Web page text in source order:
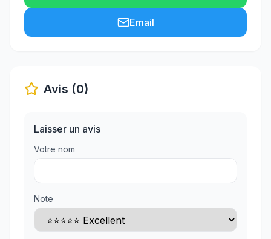
Email
Avis (0)
Laisser un avis
Votre nom
Note